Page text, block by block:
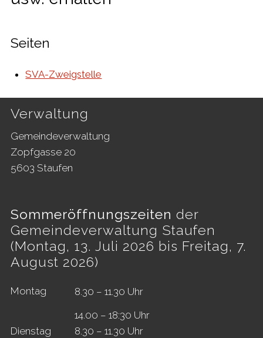
Seiten
SVA-Zweigstelle
Footer
Verwaltung
Gemeindeverwaltung
Zopfgasse 20
5603 Staufen
Sommeröffnungszeiten der
Gemeindeverwaltung Staufen
(Montag, 13. Juli 2026 bis Freitag, 7.
August 2026)
Montag
8.30 – 11.30 Uhr
14.00 – 18:30 Uhr
Dienstag
8.30 – 11.30 Uhr